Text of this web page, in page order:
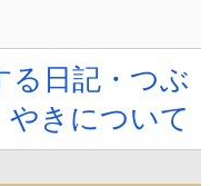
る日記・つぶ
やきについて